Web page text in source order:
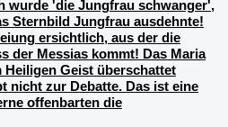
wurde 'die Jungfrau schwanger',
Sternbild Jungfrau ausdehnte!
ersichtlich, aus der die
der Messias kommt! Das Maria
Heiligen Geist überschattet
nicht zur Debatte. Das ist eine
offenbarten die